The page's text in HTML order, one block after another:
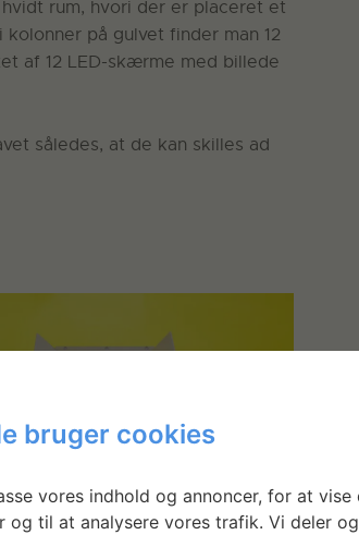
rum, hvori der er placeret et
på gulvet finder man 12
af 12 LED-skærme med billede
således, at de kan skilles ad
bruger cookies
vores indhold og annoncer, for at vise
og til at analysere vores trafik. Vi deler